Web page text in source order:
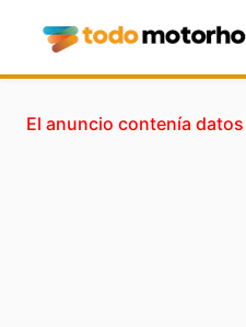
El anuncio contenía